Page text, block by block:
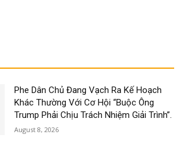
Phe Dân Chủ Đang Vạch Ra Kế Hoạch
Khác Thường Với Cơ Hội “Buộc Ông
Trump Phải Chịu Trách Nhiệm Giải Trình”.
August 8, 2026